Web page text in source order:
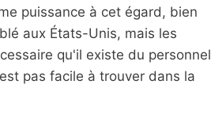
puissance à cet égard, bien
aux États-Unis, mais les
qu'il existe du personnel
pas facile à trouver dans la